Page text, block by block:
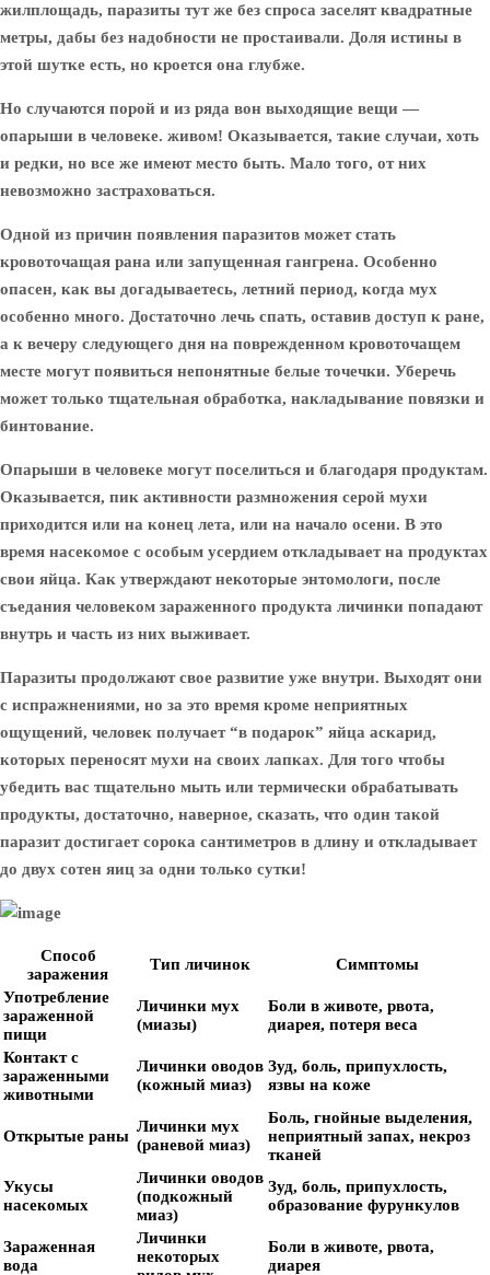
жилплощадь, паразиты тут же без спроса заселят квадратные
метры, дабы без надобности не простаивали. Доля истины в
этой шутке есть, но кроется она глубже.
Но случаются порой и из ряда вон выходящие вещи —
опарыши в человеке. живом! Оказывается, такие случаи, хоть
и редки, но все же имеют место быть. Мало того, от них
невозможно застраховаться.
Одной из причин появления паразитов может стать
кровоточащая рана или запущенная гангрена. Особенно
опасен, как вы догадываетесь, летний период, когда мух
особенно много. Достаточно лечь спать, оставив доступ к ране,
а к вечеру следующего дня на поврежденном кровоточащем
месте могут появиться непонятные белые точечки. Уберечь
может только тщательная обработка, накладывание повязки и
бинтование.
Опарыши в человеке могут поселиться и благодаря продуктам.
Оказывается, пик активности размножения серой мухи
приходится или на конец лета, или на начало осени. В это
время насекомое с особым усердием откладывает на продуктах
свои яйца. Как утверждают некоторые энтомологи, после
съедания человеком зараженного продукта личинки попадают
внутрь и часть из них выживает.
Паразиты продолжают свое развитие уже внутри. Выходят они
с испражнениями, но за это время кроме неприятных
ощущений, человек получает “в подарок” яйца аскарид,
которых переносят мухи на своих лапках. Для того чтобы
убедить вас тщательно мыть или термически обрабатывать
продукты, достаточно, наверное, сказать, что один такой
паразит достигает сорока сантиметров в длину и откладывает
до двух сотен яиц за одни только сутки!
Способ
заражения
Тип личинок
Симптомы
Употребление
зараженной
пищи
Личинки мух
(миазы)
Боли в животе, рвота,
диарея, потеря веса
Контакт с
зараженными
животными
Личинки оводов
(кожный миаз)
Зуд, боль, припухлость,
язвы на коже
Открытые раны
Личинки мух
(раневой миаз)
Боль, гнойные выделения,
неприятный запах, некроз
тканей
Укусы
насекомых
Личинки оводов
(подкожный
миаз)
Зуд, боль, припухлость,
образование фурункулов
Зараженная
вода
Личинки
некоторых
Боли в животе, рвота,
диарея